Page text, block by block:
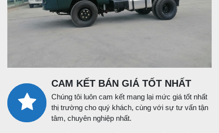
CAM KẾT BÁN GIÁ TỐT NHẤT
Chúng tôi luôn cam kết mang lại mức giá tốt nhất
thị trường cho quý khách, cùng với sự tư vấn tận
tâm, chuyên nghiệp nhất.